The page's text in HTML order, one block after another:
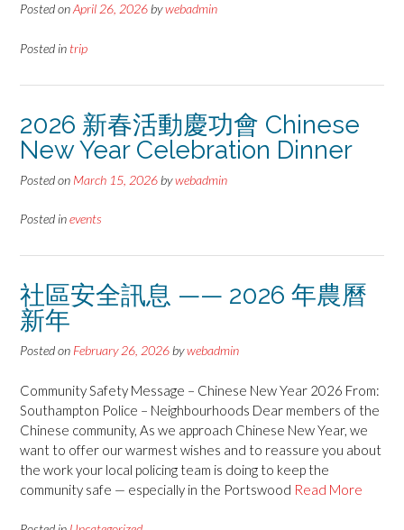
Posted onApril 26, 2026 bywebadmin
Posted in trip
2026 新春活動慶功會 Chinese
New Year Celebration Dinner
Posted on March 15, 2026 bywebadmin
Posted inevents
社區安全訊息 —— 2026 年農曆
新年
Posted on February 26, 2026 bywebadmin
Community Safety Message – Chinese New Year 2026 From:
Southampton Police – Neighbourhoods Dear members of the
Chinese community, As we approach Chinese New Year, we
want to offer our warmest wishes and to reassure you about
the work your local policing team is doing to keep the
community safe — especially in the Portswood Read More